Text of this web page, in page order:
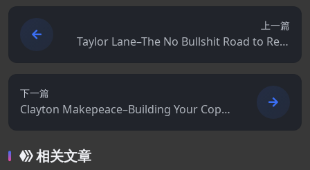
上一篇
Taylor Lane–The No Bullshit Road to Rem
下一篇
Clayton Makepeace–Building Your Copy
相关文章